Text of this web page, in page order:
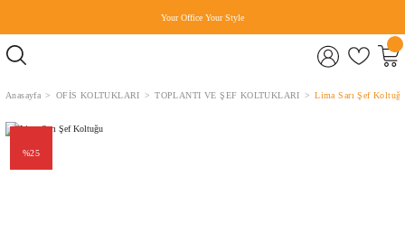
Your Office Your Style
Anasayfa OFİS KOLTUKLARI TOPLANTI VE ŞEF KOLTUKLARI Lima Sarı Şef Koltuğu
%25